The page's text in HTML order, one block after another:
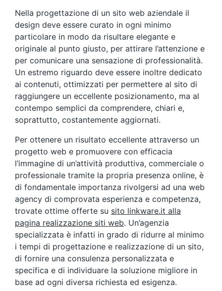
Nella progettazione di un sito web aziendale il
design deve essere curato in ogni minimo
particolare in modo da risultare elegante e
originale al punto giusto, per attirare l’attenzione e
per comunicare una sensazione di professionalità.
Un estremo riguardo deve essere inoltre dedicato
ai contenuti, ottimizzati per permettere al sito di
raggiungere un eccellente posizionamento, ma al
contempo semplici da comprendere, chiari e,
soprattutto, costantemente aggiornati.
Per ottenere un risultato eccellente attraverso un
progetto web e promuovere con efficacia
l’immagine di un’attività produttiva, commerciale o
professionale tramite la propria presenza online, è
di fondamentale importanza rivolgersi ad una web
agency di comprovata esperienza e competenza,
trovate ottime offerte su sito linkware.it alla
pagina realizzazione siti web. Un’agenzia
specializzata è infatti in grado di ridurre al minimo
i tempi di progettazione e realizzazione di un sito,
di fornire una consulenza personalizzata e
specifica e di individuare la soluzione migliore in
base ad ogni diversa richiesta ed esigenza.